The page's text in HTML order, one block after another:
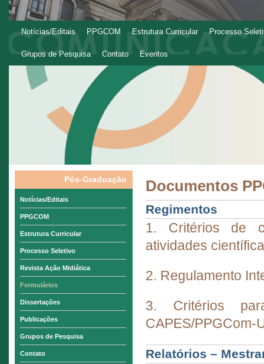
Notícias/Editais PPGCOM Estrutura Curricular Processo
Grupos de Pesquisa Contato Eventos
Pós-Graduação
Notícias/Editais
PPGCOM
Estrutura Curricular
Processo Seletivo
Revista Ação Midiática
Formulários
Dissertações
Publicações
Grupos de Pesquisa
Contato
Documentos
Regimentos
1. Critérios de
atividades
2. Regulamento
3. Critérios
CAPES/PPGCom-
Relatórios –